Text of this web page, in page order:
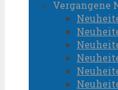
Vergangene